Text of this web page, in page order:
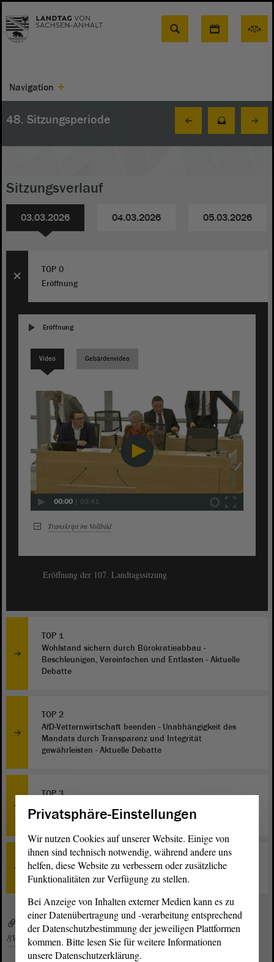
Suche
Navigation
48. Sitzungsperiode
Sitzungsverlauf
03.03.2026 04.03.2026 05.03.2026
TOP 0
Eröffnung
Eröffnung
Video Gebärdenvideo
00:00 03:41
Transkript im Vollbild
Eröffnung der 107. Landtagssitzung
TOP 1
Wohlstand sichern durch Bürokratieabbau -
Beschleunigen, Vereinfachen und Entlasten - Aktuelle
Debatte
TOP 2
AfD-Vetternwirtschaft beenden - Unabhängigkeit des
Mandats durch Transparenz und Integrität
gewährleisten - Aktuelle Debatte
TOP 3
Nutzung in einer freien Gesellschaft - Aktuelle Debatte
TOP 0
Schlussbemerkungen
8WP_to048sp.pdf (PDF, 529 KByte)
8WP_zp048sp_20260226.pdf (PDF, 158 KByte)
Privatsphäre-Einstellungen
Wir nutzen Cookies auf unserer Website. Einige von
ihnen sind technisch notwendig, während andere uns
helfen, diese Website zu verbessern oder zusätzliche
Funktionalitäten zur Verfügung zu stellen.
Bei Anzeige von Inhalten externer Medien kann es zu
einer Datenübertragung und -verarbeitung entsprechend
der Datenschutzbestimmung der jeweiligen Plattformen
kommen. Bitte lesen Sie für weitere Informationen
unsere Datenschutzerklärung.